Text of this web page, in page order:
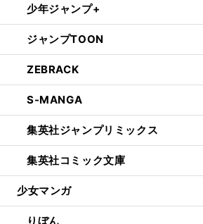
少年ジャンプ+
ジャンプTOON
ZEBRACK
S-MANGA
集英社ジャンプリミックス
集英社コミック文庫
少女マンガ
りぼん